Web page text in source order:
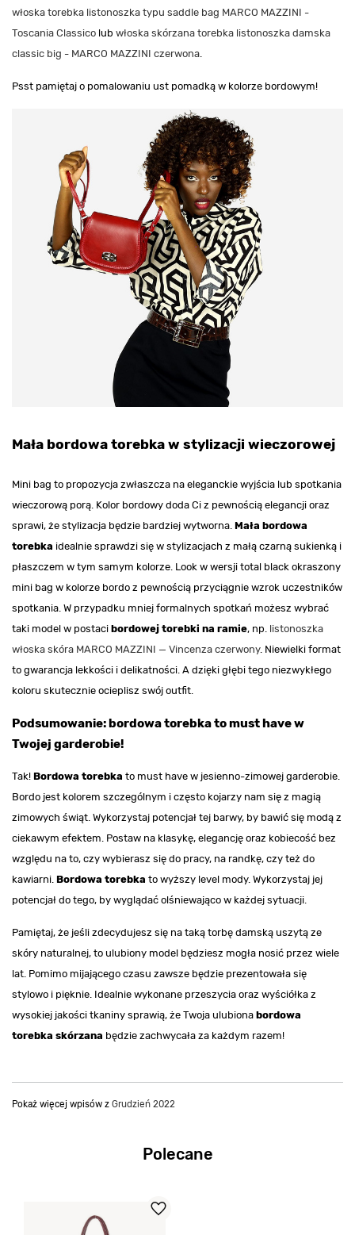
włoska torebka listonoszka typu saddle bag MARCO MAZZINI -
Toscania Classico lub włoska skórzana torebka listonoszka damska
classic big - MARCO MAZZINI czerwona
Psst pamiętaj o pomalowaniu ust pomadką w kolorze bordowym!
Mała bordowa torebka w stylizacji wieczorowej
Mini bag to propozycja zwłaszcza na eleganckie wyjścia lub spotkania
wieczorową porą. Kolor bordowy doda Ci z pewnością elegancji oraz
sprawi, że stylizacja będzie bardziej wytworna. Mała bordowa
torebka idealnie sprawdzi się w stylizacjach z małą czarną sukienką i
płaszczem w tym samym kolorze. Look w wersji total black okraszony
mini bag w kolorze bordo z pewnością przyciągnie wzrok uczestników
spotkania. W przypadku mniej formalnych spotkań możesz wybrać
taki model w postaci bordowej torebki na ramie, np. listonoszka
włoska skóra MARCO MAZZINI — Vincenza czerwony. Niewielki format
to gwarancja lekkości i delikatności. A dzięki głębi tego niezwykłego
koloru skutecznie ocieplisz swój outfit.
Podsumowanie: bordowa torebka to must have w
Twojej garderobie!
Tak! Bordowa torebka to must have w jesienno-zimowej garderobie.
Bordo jest kolorem szczególnym i często kojarzy nam się z magią
zimowych świąt. Wykorzystaj potencjał tej barwy, by bawić się modą z
ciekawym efektem. Postaw na klasykę, elegancję oraz kobiecość bez
względu na to, czy wybierasz się do pracy, na randkę, czy też do
kawiarni. Bordowa torebka to wyższy level mody. Wykorzystaj jej
potencjał do tego, by wyglądać olśniewająco w każdej sytuacji.
Pamiętaj, że jeśli zdecydujesz się na taką torbę damską uszytą ze
skóry naturalnej, to ulubiony model będziesz mogła nosić przez wiele
lat. Pomimo mijającego czasu zawsze będzie prezentowała się
stylowo i pięknie. Idealnie wykonane przeszycia oraz wyściółka z
wysokiej jakości tkaniny sprawią, że Twoja ulubiona bordowa
torebka skórzana będzie zachwycała za każdym razem!
Pokaż więcej wpisów z Grudzień 2022
Polecane